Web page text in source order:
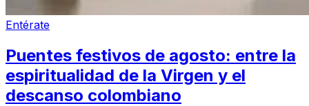
Entérate
Puentes festivos de agosto: entre la
espiritualidad de la Virgen y el
descanso colombiano